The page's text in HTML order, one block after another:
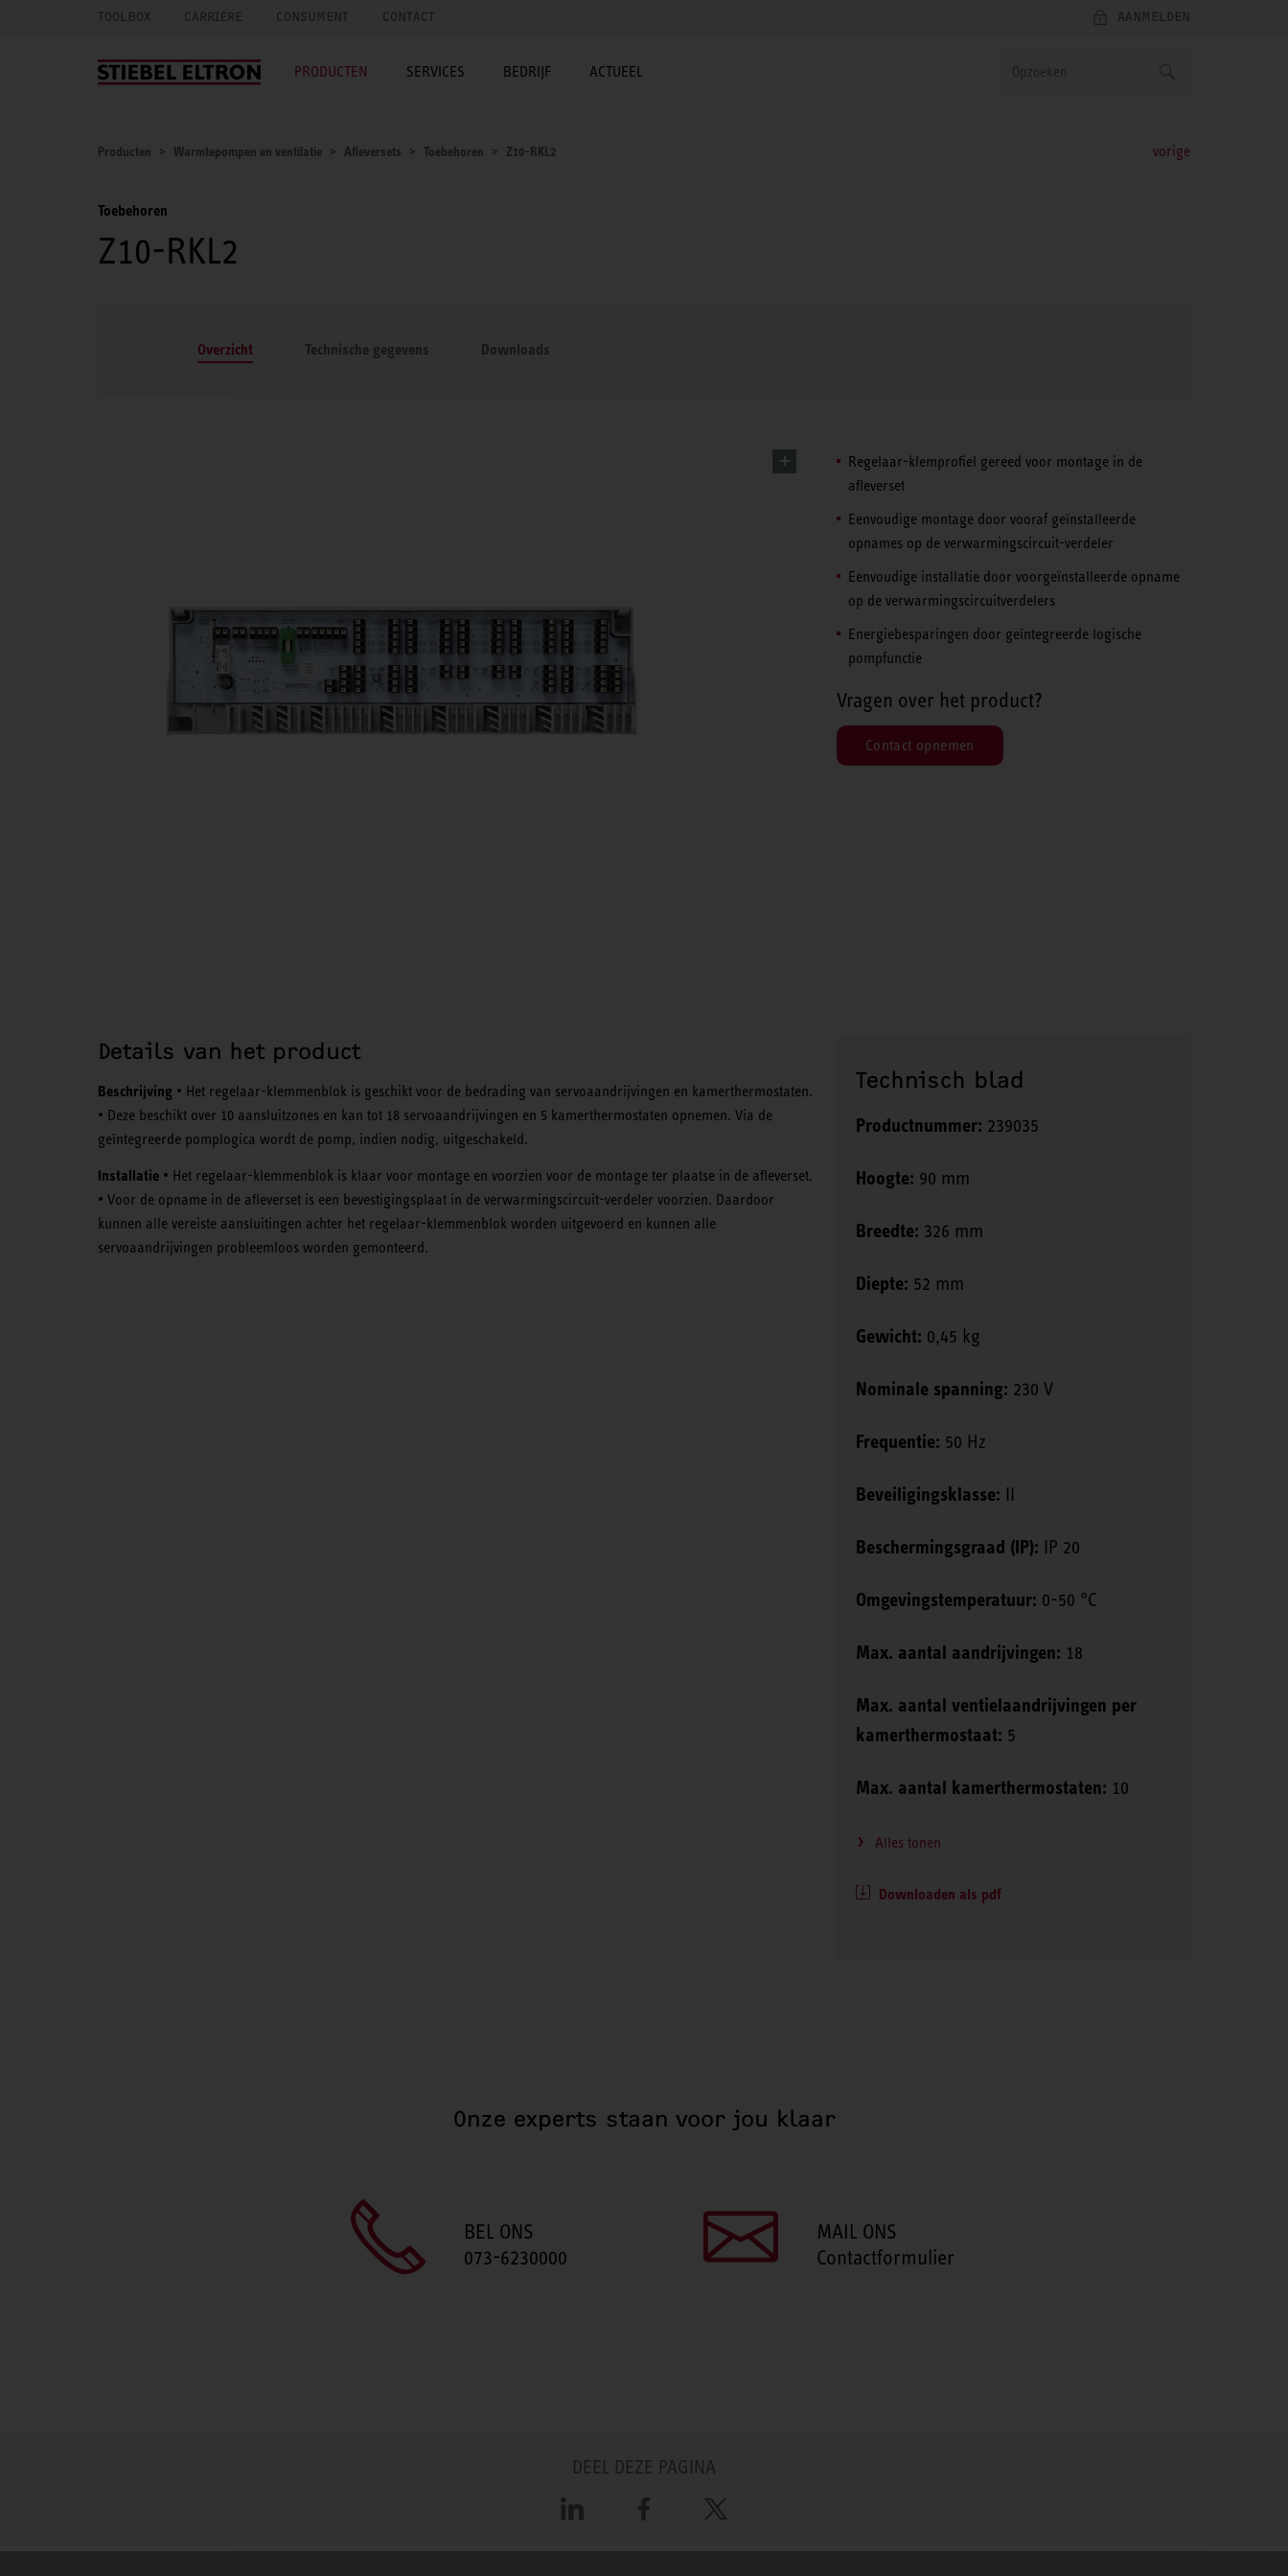
TOOLBOX CARRIÈRE CONSUMENT CONTACT AANMELDEN
PRODUCTEN SERVICES BEDRIJF ACTUEEL
Producten Warmtepompen en ventilatie Afleversets Toebehoren Z10-RKL2 vorige
Toebehoren
Z10-RKL2
Overzicht Technische gegevens Downloads
Regelaar-klemprofiel gereed voor montage in de
afleverset
Eenvoudige montage door vooraf geïnstalleerde
opnames op de verwarmingscircuit-verdeler
Eenvoudige installatie door voorgeïnstalleerde opname
op de verwarmingscircuitverdelers
Energiebesparingen door geïntegreerde logische
pompfunctie
Vragen over het product?
Contact opnemen
Details van het product
Beschrijving • Het regelaar-klemmenblok is geschikt voor de bedrading van servoaandrijvingen en kamerthermostaten.
• Deze beschikt over 10 aansluitzones en kan tot 18 servoaandrijvingen en 5 kamerthermostaten opnemen. Via de
geïntegreerde pomplogica wordt de pomp, indien nodig, uitgeschakeld.
Installatie • Het regelaar-klemmenblok is klaar voor montage en voorzien voor de montage ter plaatse in de afleverset.
• Voor de opname in de afleverset is een bevestigingsplaat in de verwarmingscircuit-verdeler voorzien. Daardoor
kunnen alle vereiste aansluitingen achter het regelaar-klemmenblok worden uitgevoerd en kunnen alle
servoaandrijvingen probleemloos worden gemonteerd.
Technisch blad
Productnummer: 239035
Hoogte: 90 mm
Breedte: 326 mm
Diepte: 52 mm
Gewicht: 0,45 kg
Nominale spanning: 230 V
Frequentie: 50 Hz
Beveiligingsklasse: II
Beschermingsgraad (IP): IP 20
Omgevingstemperatuur: 0-50 °C
Max. aantal aandrijvingen: 18
Max. aantal ventielaandrijvingen per
kamerthermostaat: 5
Max. aantal kamerthermostaten: 10
Alles tonen
Downloaden als pdf
Onze experts staan voor jou klaar
BEL ONS
073-6230000
MAIL ONS
Contactformulier
DEEL DEZE PAGINA
LinkedIn Facebook X